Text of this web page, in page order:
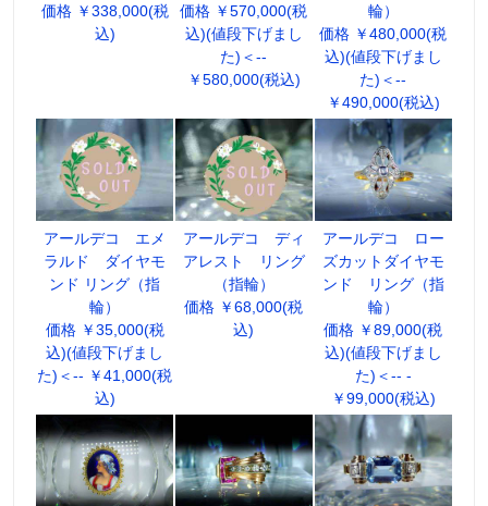
価格 ￥338,000(税
込)
価格 ￥570,000(税
込)(値段下げまし
た)＜--
￥580,000(税込)
輪）
価格 ￥480,000(税
込)(値段下げまし
た)＜--
￥490,000(税込)
アールデコ エメ
ラルド ダイヤモ
ンド リング（指
輪）
価格 ￥35,000(税
込)(値段下げまし
た)＜-- ￥41,000(税
込)
アールデコ ディ
アレスト リング
（指輪）
価格 ￥68,000(税
込)
アールデコ ロー
ズカットダイヤモ
ンド リング（指
輪）
価格 ￥89,000(税
込)(値段下げまし
た)＜-- -
￥99,000(税込)